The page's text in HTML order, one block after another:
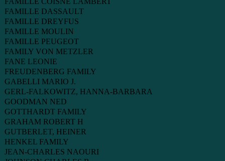
FAMILLE DASSAULT
FAMILLE DREYFUS
FAMILLE MOULIN
FAMILLE PEUGEOT
FAMILY VON METZLER
FANE LEONIE
FREUDENBERG FAMILY
GABELLI MARIO J.
GERL-FALKOWITZ, HANNA-BARBARA
GOODMAN NED
GOTTHARDT FAMILY
GRAHAM ROBERT H
GUTBERLET, HEINER
HENKEL FAMILY
JEAN-CHARLES NAOURI